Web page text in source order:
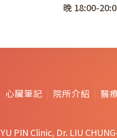
晚 18:00-
心臟筆記 院所介紹 醫
YU PIN Clinic, Dr. LIU